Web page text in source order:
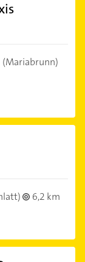
(Mariabrunn)
6,2 km